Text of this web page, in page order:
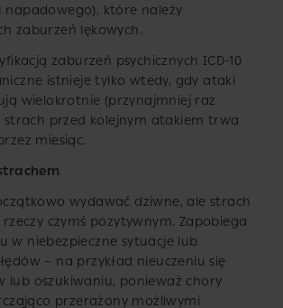
napadowego), które należy
zaburzeń lękowych.
zaburzeń psychicznych ICD-10
istnieje tylko wtedy, gdy ataki
wielokrotnie (przynajmniej raz
strach przed kolejnym atakiem trwa
miesiąc.
wydawać dziwne, ale strach
czymś pozytywnym. Zapobiega
w niebezpieczne sytuacje lub
– na przykład nieuczeniu się
lub oszukiwaniu, ponieważ chory
przerażony możliwymi